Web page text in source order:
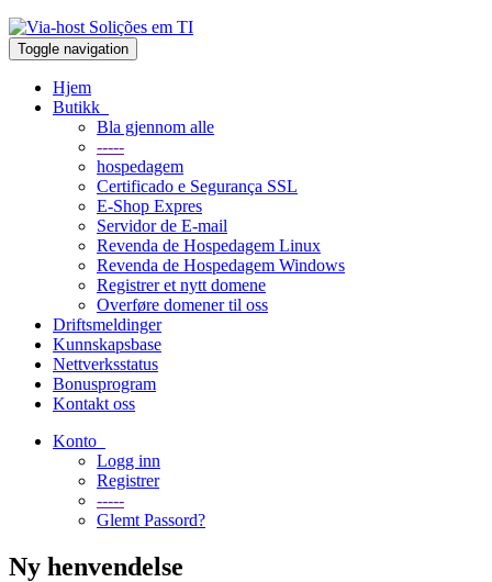
Toggle navigation
Hjem
Butikk
Bla gjennom alle
-----
hospedagem
Certificado e Segurança SSL
E-Shop Expres
Servidor de E-mail
Revenda de Hospedagem Linux
Revenda de Hospedagem Windows
Registrer et nytt domene
Overføre domener til oss
Driftsmeldinger
Kunnskapsbase
Nettverksstatus
Bonusprogram
Kontakt oss
Konto
Logg inn
Registrer
-----
Glemt Passord?
Ny henvendelse